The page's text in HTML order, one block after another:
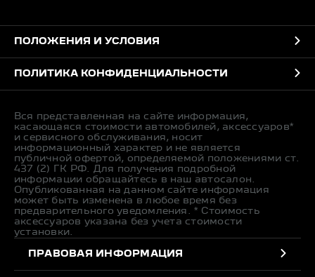
ПОЛОЖЕНИЯ И УСЛОВИЯ
ПОЛИТИКА КОНФИДЕНЦИАЛЬНОСТИ
Вся представленная на сайте информация,
касающаяся стоимости автомобилей, аксессуаров*
и сервисного обслуживания, носит
информационный характер и не является
публичной офертой, определяемой положениями ст.
437 (2) ГК РФ. Для получения подробной
информации обращайтесь в наш автосалон.
Опубликованная на данном сайте информация
может быть изменена в любое время без
предварительного уведомления. * Стоимость
аксессуаров указана без учета стоимости
установки.
ПРАВОВАЯ ИНФОРМАЦИЯ